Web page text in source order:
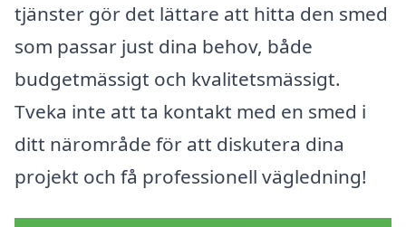
tjänster gör det lättare att hitta den smed
som passar just dina behov, både
budgetmässigt och kvalitetsmässigt.
Tveka inte att ta kontakt med en smed i
ditt närområde för att diskutera dina
projekt och få professionell vägledning!